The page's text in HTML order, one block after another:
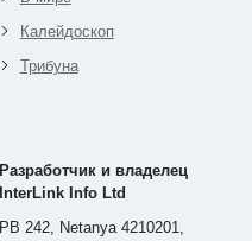
Калейдоскоп
Трибуна
Разработчик и владелец
InterLink Info Ltd
PB 242, Netanya 4210201,